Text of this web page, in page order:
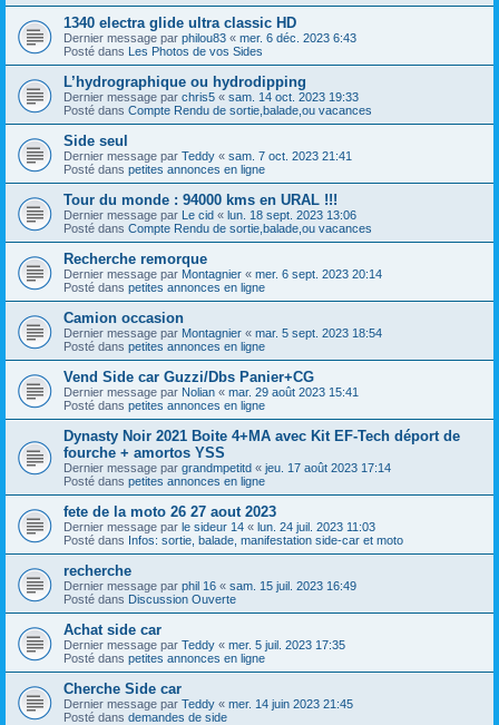
1340 electra glide ultra classic HD
Dernier message par philou83 « mer. 6 déc. 2023 6:43
Posté dans Les Photos de vos Sides
L’hydrographique ou hydrodipping
Dernier message par chris5 « sam. 14 oct. 2023 19:33
Posté dans Compte Rendu de sortie,balade,ou vacances
Side seul
Dernier message par Teddy « sam. 7 oct. 2023 21:41
Posté dans petites annonces en ligne
Tour du monde : 94000 kms en URAL !!!
Dernier message par Le cid « lun. 18 sept. 2023 13:06
Posté dans Compte Rendu de sortie,balade,ou vacances
Recherche remorque
Dernier message par Montagnier « mer. 6 sept. 2023 20:14
Posté dans petites annonces en ligne
Camion occasion
Dernier message par Montagnier « mar. 5 sept. 2023 18:54
Posté dans petites annonces en ligne
Vend Side car Guzzi/Dbs Panier+CG
Dernier message par Nolian « mar. 29 août 2023 15:41
Posté dans petites annonces en ligne
Dynasty Noir 2021 Boite 4+MA avec Kit EF-Tech déport de
fourche + amortos YSS
Dernier message par grandmpetitd « jeu. 17 août 2023 17:14
Posté dans petites annonces en ligne
fete de la moto 26 27 aout 2023
Dernier message par le sideur 14 « lun. 24 juil. 2023 11:03
Posté dans Infos: sortie, balade, manifestation side-car et moto
recherche
Dernier message par phil 16 « sam. 15 juil. 2023 16:49
Posté dans Discussion Ouverte
Achat side car
Dernier message par Teddy « mer. 5 juil. 2023 17:35
Posté dans petites annonces en ligne
Cherche Side car
Dernier message par Teddy « mer. 14 juin 2023 21:45
Posté dans demandes de side